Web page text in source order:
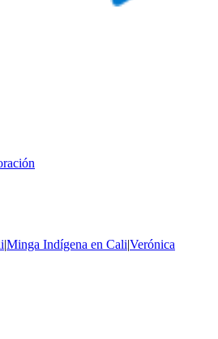
|Minga Indígena en Cali|Verónica